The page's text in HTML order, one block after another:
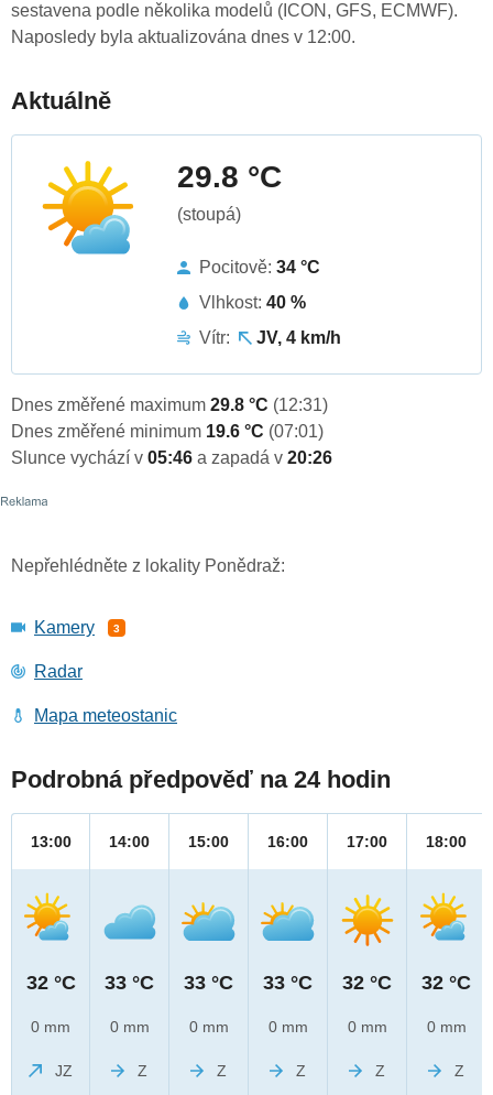
sestavena podle několika modelů (ICON, GFS, ECMWF).
Naposledy byla aktualizována dnes v 12:00.
Aktuálně
29.8 °C
(stoupá)
Pocitově: 34 °C
Vlhkost: 40 %
Vítr:
JV, 4 km/h
Dnes změřené maximum 29.8 °C (12:31)
Dnes změřené minimum 19.6 °C (07:01)
Slunce vychází v 05:46 a zapadá v 20:26
Nepřehlédněte z lokality Ponědraž:
Kamery 3
Radar
Mapa meteostanic
Podrobná předpověď na 24 hodin
13:00
32 °C
0 mm
JZ
14:00
33 °C
0 mm
Z
15:00
33 °C
0 mm
Z
16:00
33 °C
0 mm
Z
17:00
32 °C
0 mm
Z
18:00
32 °C
0 mm
Z